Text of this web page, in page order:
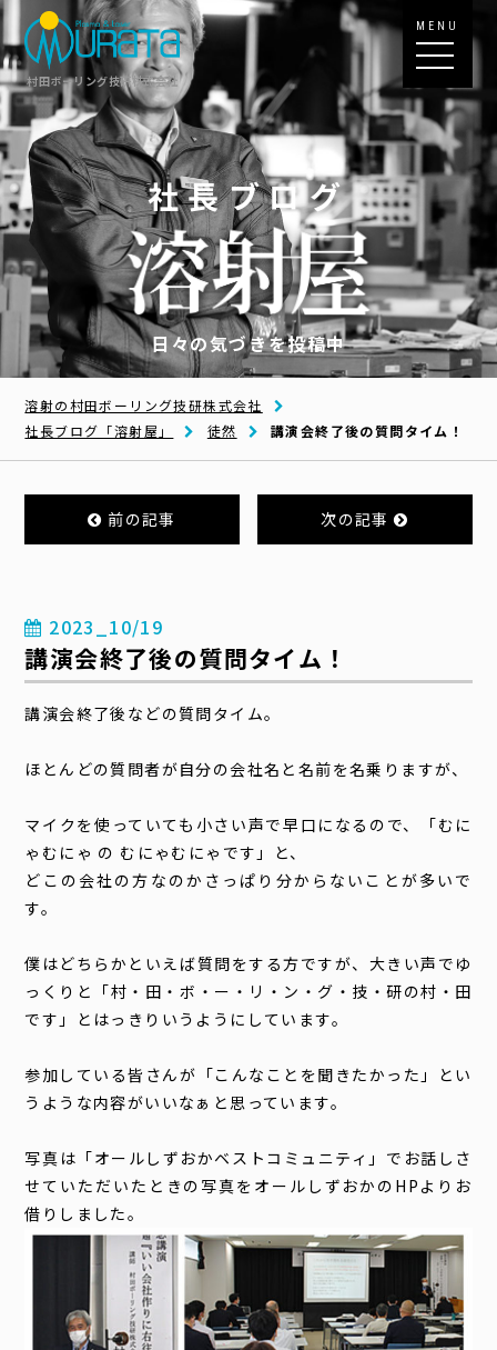
村田ボーリング技研株式会社
MENU
社長ブログ
日々の気づきを投稿中
溶射の村田ボーリング技研株式会社
社長ブログ「溶射屋」
徒然 講演会終了後の質問タイム！
前の記事 次の記事
2023_10/19
講演会終了後の質問タイム！
講演会終了後などの質問タイム。
ほとんどの質問者が自分の会社名と名前を名乗りますが、
マイクを使っていても小さい声で早口になるので、「むに
ゃむにゃ の むにゃむにゃです」と、
どこの会社の方なのかさっぱり分からないことが多いで
す。
僕はどちらかといえば質問をする方ですが、大きい声でゆ
っくりと「村・田・ボ・ー・リ・ン・グ・技・研の村・田
です」とはっきりいうようにしています。
参加している皆さんが「こんなことを聞きたかった」とい
うような内容がいいなぁと思っています。
写真は「オールしずおかベストコミュニティ」でお話しさ
せていただいたときの写真をオールしずおかのHPよりお
借りしました。